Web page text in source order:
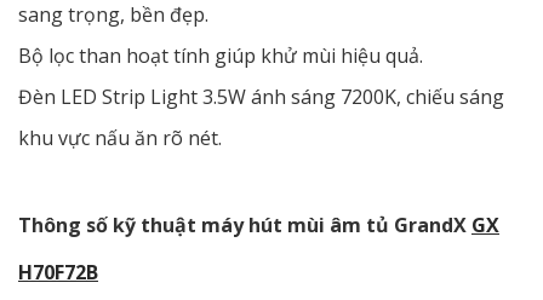
sang trọng, bền đẹp.
Bộ lọc than hoạt tính giúp khử mùi hiệu quả.
Đèn LED Strip Light 3.5W ánh sáng 7200K, chiếu sáng
khu vực nấu ăn rõ nét.
Thông số kỹ thuật máy hút mùi âm tủ GrandX GX
H70F72B